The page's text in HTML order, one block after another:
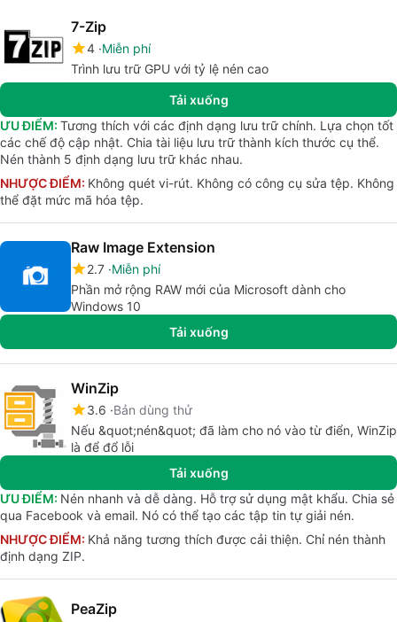
7-Zip
4 Miễn phí
Trình lưu trữ GPU với tỷ lệ nén cao
Tải xuống
ƯU ĐIỂM: Tương thích với các định dạng lưu trữ chính. Lựa chọn tốt
các chế độ cập nhật. Chia tài liệu lưu trữ thành kích thước cụ thể.
Nén thành 5 định dạng lưu trữ khác nhau.
NHƯỢC ĐIỂM: Không quét vi-rút. Không có công cụ sửa tệp. Không
thể đặt mức mã hóa tệp.
Raw Image Extension
2.7 Miễn phí
Phần mở rộng RAW mới của Microsoft dành cho
Windows 10
Tải xuống
WinZip
3.6 Bản dùng thử
Nếu &quot;nén&quot; đã làm cho nó vào từ điển, WinZip
là để đổ lỗi
Tải xuống
ƯU ĐIỂM: Nén nhanh và dễ dàng. Hỗ trợ sử dụng mật khẩu. Chia sẻ
qua Facebook và email. Nó có thể tạo các tập tin tự giải nén.
NHƯỢC ĐIỂM: Khả năng tương thích được cải thiện. Chỉ nén thành
định dạng ZIP.
PeaZip